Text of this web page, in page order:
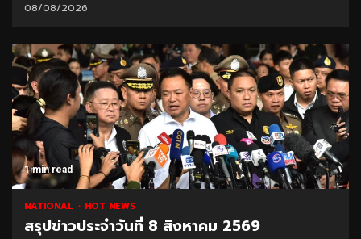
08/08/2026
1 min read
NATIONAL HOT NEWS
สรุปข่าวประจำวันที่ 8 สิงหาคม 2569